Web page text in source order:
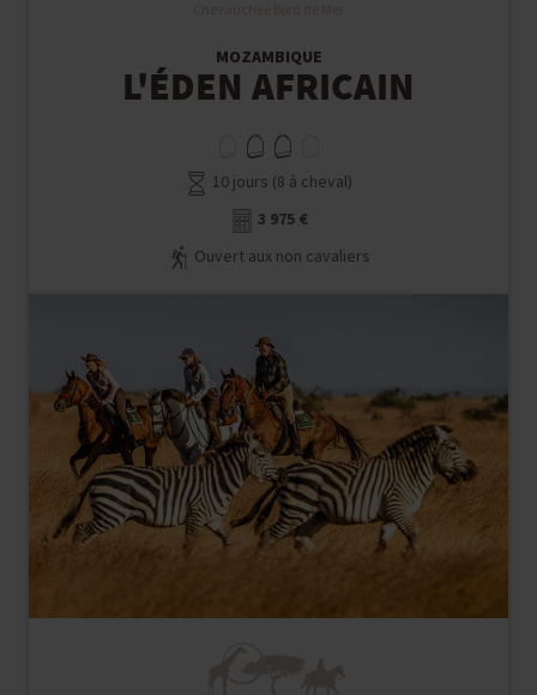
MOZAMBIQUE
L'ÉDEN AFRICAIN
10 jours (8 à cheval)
3 975 €
Ouvert aux non cavaliers